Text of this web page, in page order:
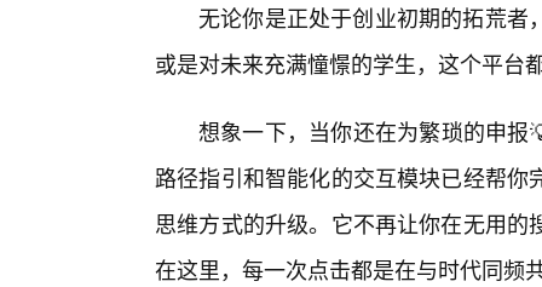
无论你是正处于创业初期的拓荒
或是对未来充满憧憬的学生，这个平台
想象一下，当你还在为繁琐的申报
路径指引和智能化的交互模块已经帮
思维方式的升级。它不再让你在无用
在这里，每一次点击都是在与时代同频